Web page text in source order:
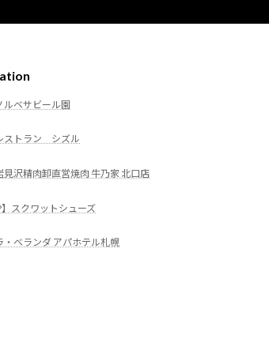
ルベサビール園
ストラン シズル
見沢精肉卸直営焼肉 牛乃家 北口店
】スクワットシューズ
・ベランダ アパホテル札幌